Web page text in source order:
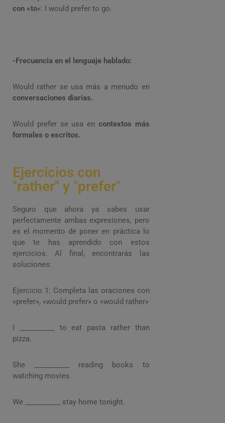
con «to«: I would prefer to go.
-Frecuencia en el lenguaje hablado:
Would rather se usa más a menudo en
conversaciones diarias.
Would prefer se usa en contextos más
formales o escritos.
Ejercicios con
"rather" y "prefer"
Seguro que ahora ya sabes usar
perfectamente ambas expresiones, pero
es el momento de poner en práctica lo
que te has aprendido con estos
ejercicios. Al final, encontrarás las
soluciones:
Ejercicio 1: Completa las oraciones con
«prefer», «would prefer» o «would rather»
I __________ to eat pasta rather than
pizza.
She __________ reading books to
watching movies.
We __________ stay home tonight.